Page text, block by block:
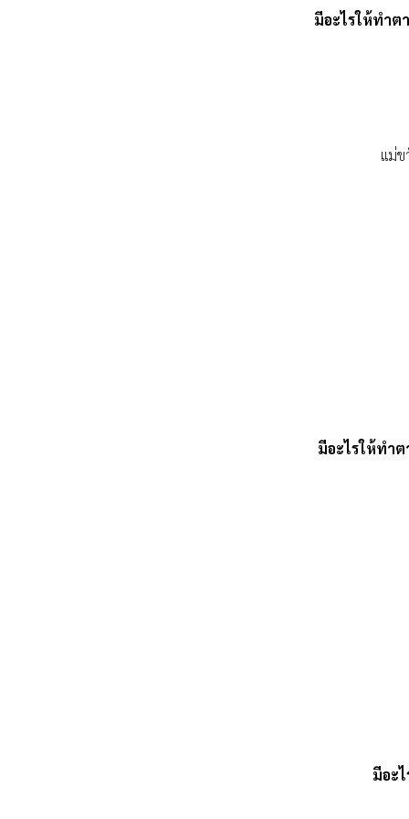
มีอะไรให้ทำต
แม่
มีอะไรให้ทำต
มีอะ